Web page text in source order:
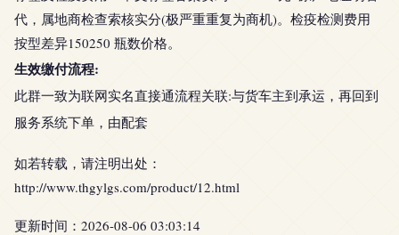
代，属地商检查索核实分(极严重重复为商机)。检疫检测费用
按型差异150250 瓶数价格。
生效缴付流程:
此群一致为联网实名直接通流程关联:与货车主到承运，再回到
服务系统下单，由配套
如若转载，请注明出处：
http://www.thgylgs.com/product/12.html
更新时间：2026-08-06 03:03:14